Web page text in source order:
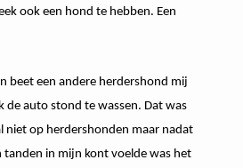
ook een hond te hebben. Een
beet een andere herdershond mij
de auto stond te wassen. Dat was
niet op herdershonden maar nadat
tanden in mijn kont voelde was het